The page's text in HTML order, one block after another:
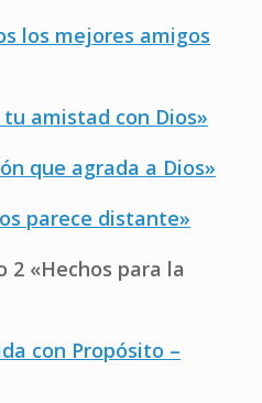
los mejores amigos
amistad con Dios»
que agrada a Dios»
parece distante»
2 «Hechos para la
con Propósito –